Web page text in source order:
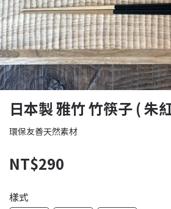
日本製 雅竹 竹筷子 ( 朱
環保友善天然素材
NT$290
樣式